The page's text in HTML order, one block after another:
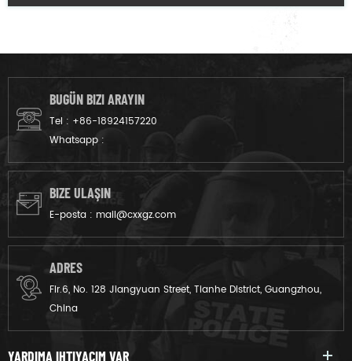
BUGÜN BIZI ARAYIN
Tel : +86-18924157220
Whatsapp :
BIZE ULAŞIN
E-posta : mail@cxxgz.com
ADRES
Flr.6, No. 128 Jiangyuan Street, Tianhe District, Guangzhou,
China
YARDIMA IHTIYACIM VAR